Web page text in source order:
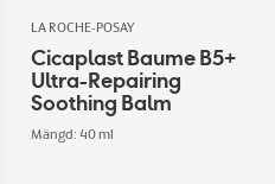
LA ROCHE-POSAY
Cicaplast Baume B5+
Ultra-Repairing
Soothing Balm
Mängd: 40 ml